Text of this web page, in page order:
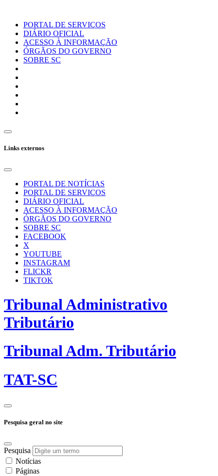
PORTAL DE SERVIÇOS
DIÁRIO OFICIAL
ACESSO À INFORMAÇÃO
ÓRGÃOS DO GOVERNO
SOBRE SC
Links externos
PORTAL DE NOTÍCIAS
PORTAL DE SERVIÇOS
DIÁRIO OFICIAL
ACESSO À INFORMAÇÃO
ÓRGÃOS DO GOVERNO
SOBRE SC
FACEBOOK
X
YOUTUBE
INSTAGRAM
FLICKR
TIKTOK
Tribunal Administrativo
Tributário
Tribunal Adm. Tributário
TAT-SC
Pesquisa geral no site
Pesquisa
Notícias
Páginas